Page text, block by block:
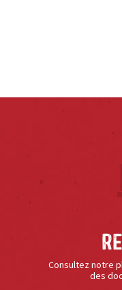
Consultez notre
des